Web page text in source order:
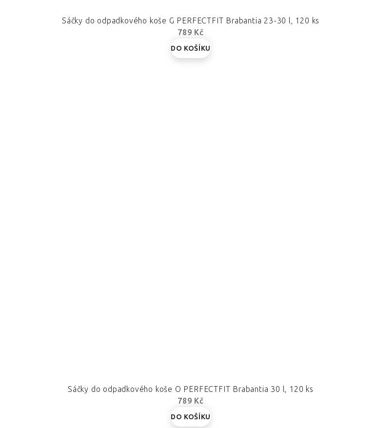
Sáčky do odpadkového koše G PERFECTFIT Brabantia 23-30 l, 120 ks
789 Kč
DO KOŠÍKU
Sáčky do odpadkového koše O PERFECTFIT Brabantia 30 l, 120 ks
789 Kč
DO KOŠÍKU